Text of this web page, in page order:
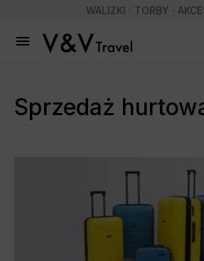
WALIZKI · TORBY ·

Sprzedaż